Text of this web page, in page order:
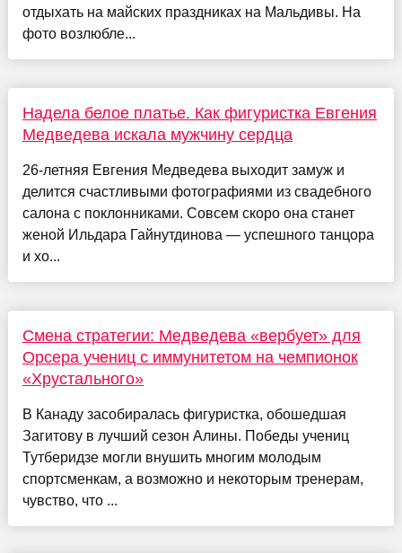
отдыхать на майских праздниках на Мальдивы. На
фото возлюбле...
Надела белое платье. Как фигуристка Евгения
Медведева искала мужчину сердца
26-летняя Евгения Медведева выходит замуж и
делится счастливыми фотографиями из свадебного
салона с поклонниками. Совсем скоро она станет
женой Ильдара Гайнутдинова — успешного танцора
и хо...
Смена стратегии: Медведева «вербует» для
Орсера учениц с иммунитетом на чемпионок
«Хрустального»
В Канаду засобиралась фигуристка, обошедшая
Загитову в лучший сезон Алины. Победы учениц
Тутберидзе могли внушить многим молодым
спортсменкам, а возможно и некоторым тренерам,
чувство, что ...